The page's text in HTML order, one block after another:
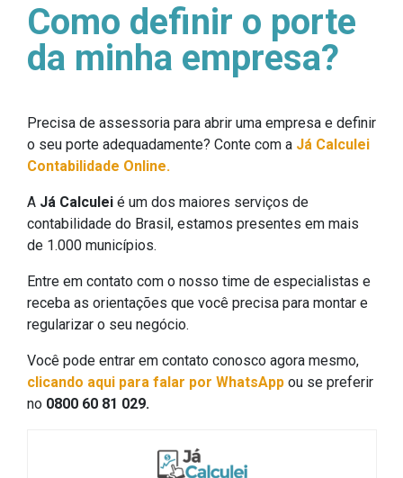
Como definir o porte
da minha empresa?
Precisa de assessoria para abrir uma empresa e definir
o seu porte adequadamente? Conte com a Já Calculei
Contabilidade Online.
A Já Calculei é um dos maiores serviços de
contabilidade do Brasil, estamos presentes em mais
de 1.000 municípios.
Entre em contato com o nosso time de especialistas e
receba as orientações que você precisa para montar e
regularizar o seu negócio.
Você pode entrar em contato conosco agora mesmo,
clicando aqui para falar por WhatsApp ou se preferir
no 0800 60 81 029.